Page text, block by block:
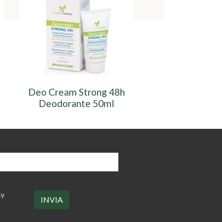
Deo Cream Strong 48h
Deodorante 50ml